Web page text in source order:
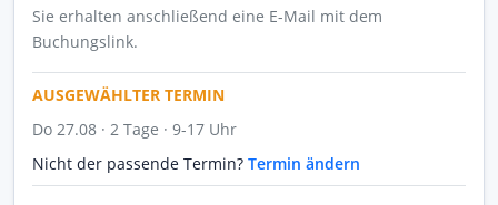
Sie erhalten anschließend eine E-Mail mit dem
Buchungslink.
AUSGEWÄHLTER TERMIN
Do 27.08 · 2 Tage · 9-17 Uhr
Nicht der passende Termin? Termin ändern